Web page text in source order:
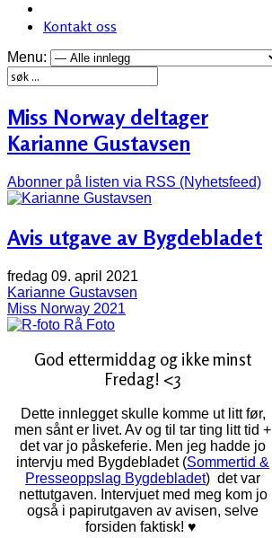
Kontakt oss
Menu:
Miss Norway deltager
Karianne Gustavsen
Abonner på listen via RSS (Nyhetsfeed)
Avis utgave av Bygdebladet
fredag 09. april 2021
Karianne Gustavsen
Miss Norway 2021
Rå Foto
God ettermiddag og ikke minst
Fredag! <3
Dette innlegget skulle komme ut litt før,
men sånt er livet. Av og til tar ting litt tid +
det var jo påskeferie. Men jeg hadde jo
intervju med Bygdebladet (Sommertid &
Presseoppslag Bygdebladet) det var
nettutgaven. Intervjuet med meg kom jo
også i papirutgaven av avisen, selve
forsiden faktisk! ♥